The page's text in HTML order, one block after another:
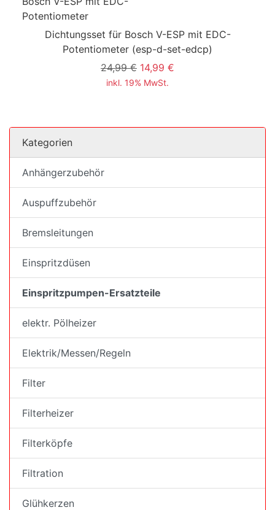
Dichtungsset für Bosch V-ESP mit EDC-
Potentiometer (esp-d-set-edcp)
24,99 € 14,99 €
inkl. 19% MwSt.
Kategorien
Anhängerzubehör
Auspuffzubehör
Bremsleitungen
Einspritzdüsen
Einspritzpumpen-Ersatzteile
elektr. Pölheizer
Elektrik/Messen/Regeln
Filter
Filterheizer
Filterköpfe
Filtration
Glühkerzen